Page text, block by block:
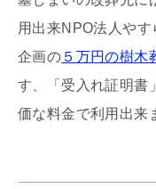
用出来NPO法人や
企画の ５万円の樹木
す、「受入れ証明書
価な料金で利用出来